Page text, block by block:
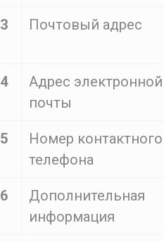
3 Почтовый адрес
4
Адрес электронной
почты
5
Номер контактного
телефона
6
Дополнительная
информация